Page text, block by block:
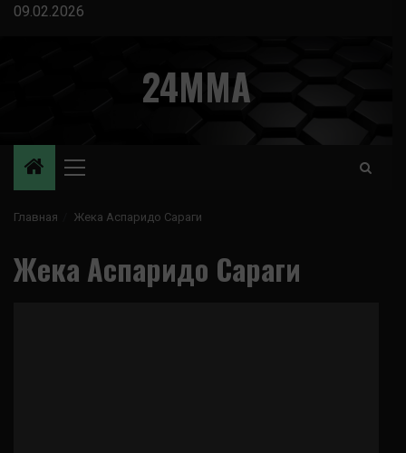
Перейти
09.02.2026
24MMA
Основное
Главная Жека Аспаридо Сараги
Жека Аспаридо Сараги